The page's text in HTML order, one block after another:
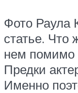
Фото Раула
статье. Что
нем помимо
Предки
Именно